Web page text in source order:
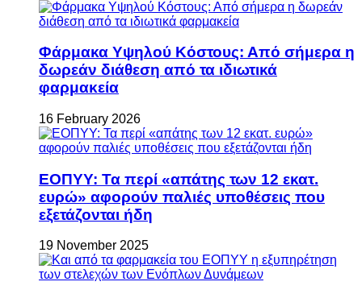
Φάρμακα Υψηλού Κόστους: Από σήμερα η
δωρεάν διάθεση από τα ιδιωτικά
φαρμακεία
16 February 2026
ΕΟΠΥΥ: Τα περί «απάτης των 12 εκατ.
ευρώ» αφορούν παλιές υποθέσεις που
εξετάζονται ήδη
19 November 2025